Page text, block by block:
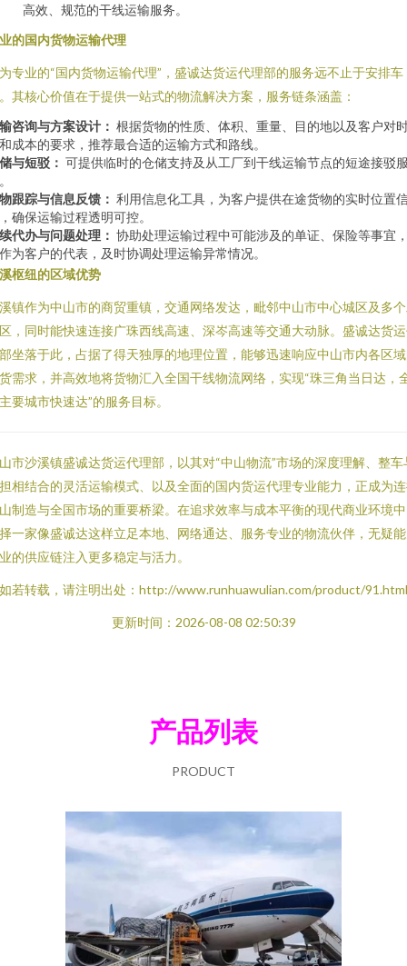
高效、规范的干线运输服务。
的国内货物运输代理
专业的“国内货物运输代理”，盛诚达货运代理部的服务远不止于安排车
其核心价值在于提供一站式的物流解决方案，服务链条涵盖：
咨询与方案设计： 根据货物的性质、体积、重量、目的地以及客户对
成本的要求，推荐最合适的运输方式和路线。
与短驳： 可提供临时的仓储支持及从工厂到干线运输节点的短途接驳
跟踪与信息反馈： 利用信息化工具，为客户提供在途货物的实时位置
确保运输过程透明可控。
代办与问题处理： 协助处理运输过程中可能涉及的单证、保险等事宜
为客户的代表，及时协调处理运输异常情况。
枢纽的区域优势
镇作为中山市的商贸重镇，交通网络发达，毗邻中山市中心城区及多
，同时能快速连接广珠西线高速、深岑高速等交通大动脉。盛诚达货
坐落于此，占据了得天独厚的地理位置，能够迅速响应中山市内各区
需求，并高效地将货物汇入全国干线物流网络，实现“珠三角当日达，
要城市快速达”的服务目标。
市沙溪镇盛诚达货运代理部，以其对“中山物流”市场的深度理解、整车
相结合的灵活运输模式、以及全面的国内货运代理专业能力，正成为
制造与全国市场的重要桥梁。在追求效率与成本平衡的现代商业环境
一家像盛诚达这样立足本地、网络通达、服务专业的物流伙伴，无疑
的供应链注入更多稳定与活力。
如若转载，请注明出处：http://www.runhuawulian.com/product/91.html
更新时间：2026-08-08 02:50:39
产品列表
PRODUCT